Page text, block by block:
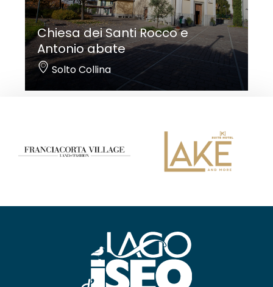
Chiesa dei Santi Rocco e
Antonio abate
Solto Collina